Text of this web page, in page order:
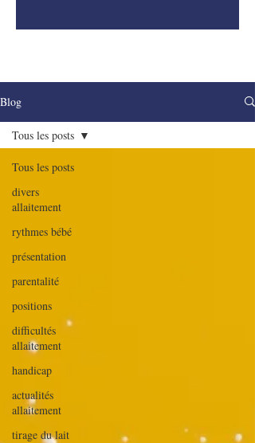
Blog
Tous les posts
divers
allaitement
rythmes bébé
présentation
parentalité
positions
difficultés
allaitement
handicap
actualités
allaitement
tirage du lait
Tous les posts